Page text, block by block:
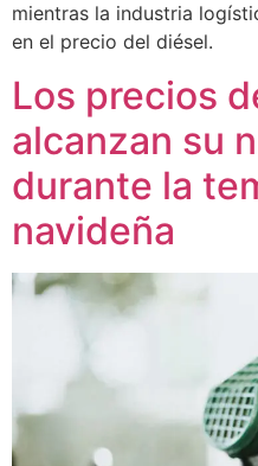
mientras la industria
en el precio del diésel.
Los precios
alcanzan su
durante la
navideña